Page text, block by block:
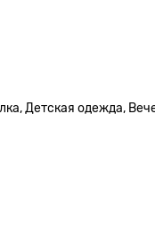
Детская одежда,